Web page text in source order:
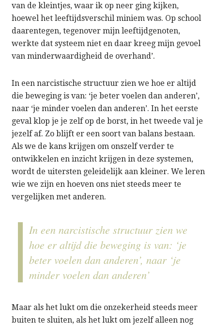
van de kleintjes, waar ik op neer ging kijken,
hoewel het leeftijdsverschil miniem was. Op school
daarentegen, tegenover mijn leeftijdgenoten,
werkte dat systeem niet en daar kreeg mijn gevoel
van minderwaardigheid de overhand’.
In een narcistische structuur zien we hoe er altijd
die beweging is van: ‘je beter voelen dan anderen’,
naar ‘je minder voelen dan anderen’. In het eerste
geval klop je je zelf op de borst, in het tweede val je
jezelf af. Zo blijft er een soort van balans bestaan.
Als we de kans krijgen om onszelf verder te
ontwikkelen en inzicht krijgen in deze systemen,
wordt de uitersten geleidelijk aan kleiner. We leren
wie we zijn en hoeven ons niet steeds meer te
vergelijken met anderen.
In een narcistische structuur zien we
hoe er altijd die beweging is van: ‘je
beter voelen dan anderen’, naar ‘je
minder voelen dan anderen’
Maar als het lukt om die onzekerheid steeds meer
buiten te sluiten, als het lukt om jezelf alleen nog